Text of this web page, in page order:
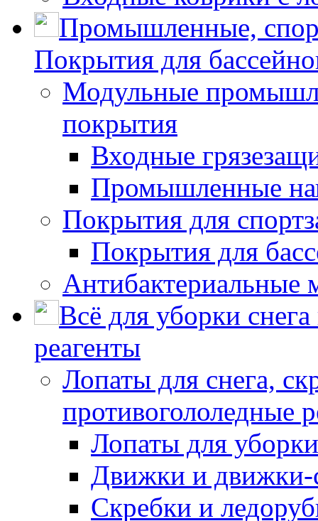
Промышленные,
Покрытия для
Модульные
покрытия
Входные
Промышленные
Покрытия для
Покрытия для
Антибактериальные
Всё для уборки
реагенты
Лопаты для снега,
противогололедные
Лопаты для
Движки и движки-
Скребки и